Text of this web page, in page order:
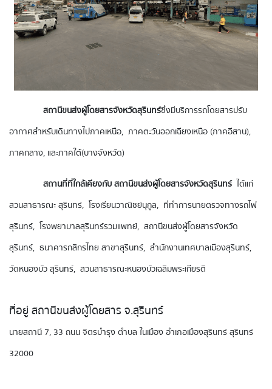
สถานีขนส่งผู้โดยสารจังหวัดสุรินทร์ซึ่งมีบริการรถโดยสารปรับ
อากาศสำหรับเดินทางไปภาคเหนือ, ภาคตะวันออกเฉียงเหนือ (ภาคอีสาน),
ภาคกลาง, และภาคใต้(บางจังหวัด)
สถานที่ที่ใกล้เคียงกับ สถานีขนส่งผู้โดยสารจังหวัดสุรินทร์ ได้แก่
สวนสาธารณะ สุรินทร์, โรงเรียนวาณิชย์นุกูล, ที่ทำการนายตรวจทางรถไฟ
สุรินทร์, โรงพยาบาลสุรินทร์รวมแพทย์, สถานีขนส่งผู้โดยสารจังหวัด
สุรินทร์, ธนาคารกสิกรไทย สาขาสุรินทร์, สำนักงานเทศบาลเมืองสุรินทร์,
วัดหนองบัว สุรินทร์, สวนสาธารณะหนองบัวเฉลิมพระเกียรติ
ที่อยู่ สถานีขนส่งผู้โดยสาร จ.สุรินทร์
นายสถานี 7, 33 ถนน จิตรบำรุง ตำบล ในเมือง อำเภอเมืองสุรินทร์ สุรินทร์
32000